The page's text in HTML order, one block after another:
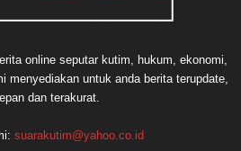
online seputar kutim, hukum, ekonomi,
menyediakan untuk anda berita terupdate,
dan terakurat.
suarakutim@yahoo.co.id